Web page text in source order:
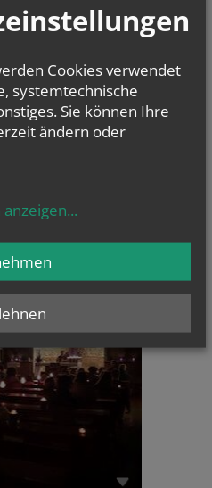
9:15...
Cookies verwendet
systemtechnische
Sie können Ihre
ändern oder
...